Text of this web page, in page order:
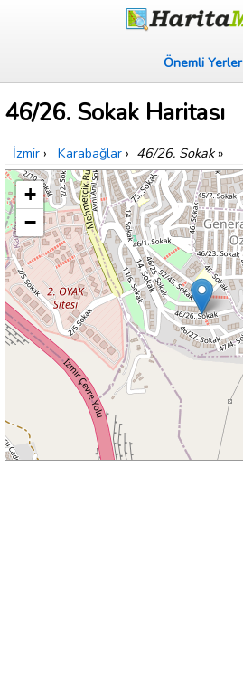
Önemli Yerler
46/26. Sokak Haritası
İzmir › Karabağlar › 46/26. Sokak»
+
−